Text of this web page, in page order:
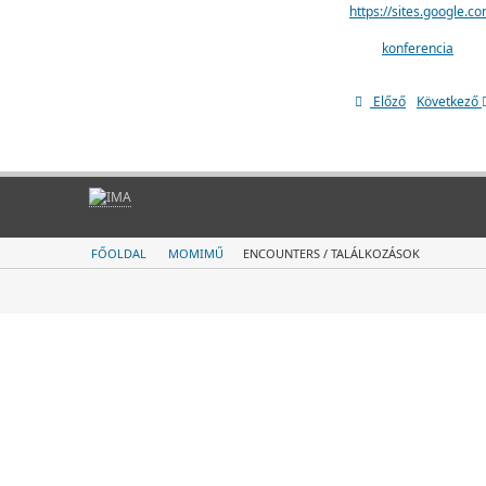
https://
konferencia
Előző Következő
FŐOLDAL MOMIMŰ ENCOUNTERS / TALÁLKOZÁSOK